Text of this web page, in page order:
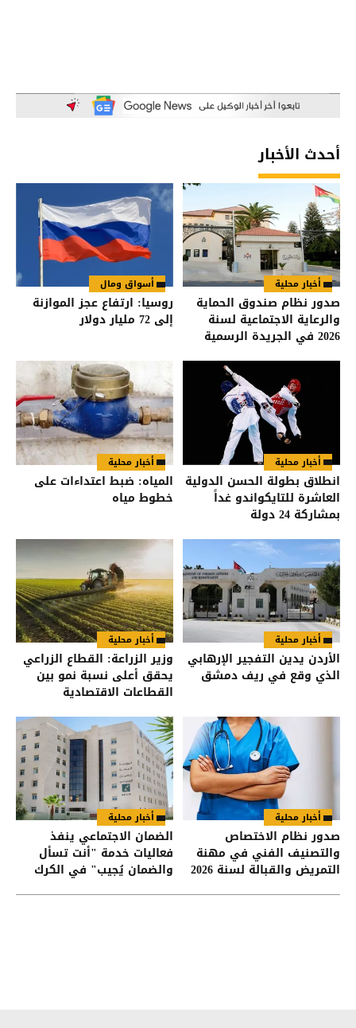
أحدث الأخبار
أخبار محلية
صدور نظام صندوق الحماية
والرعاية الاجتماعية لسنة
2026 في الجريدة الرسمية
أسواق ومال
روسيا: ارتفاع عجز الموازنة
إلى 72 مليار دولار
أخبار محلية
انطلاق بطولة الحسن الدولية
العاشرة للتايكواندو غداً
بمشاركة 24 دولة
أخبار محلية
المياه: ضبط اعتداءات على
خطوط مياه
أخبار محلية
الأردن يدين التفجير الإرهابي
الذي وقع في ريف دمشق
أخبار محلية
وزير الزراعة: القطاع الزراعي
يحقق أعلى نسبة نمو بين
القطاعات الاقتصادية
أخبار محلية
صدور نظام الاختصاص
والتصنيف الفني في مهنة
التمريض والقبالة لسنة 2026
أخبار محلية
الضمان الاجتماعي ينفذ
فعاليات خدمة "أنت تسأل
والضمان يُجيب" في الكرك